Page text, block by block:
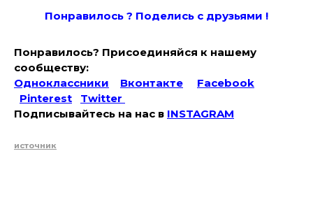
Понравилось ? Поделись с друзьями !
Понравилось? Присоединяйся к нашему
сообществу:
Одноклассники
Вконтакте
Facebook
Pinterest
Twitter
Подписывайтесь на наc в INSTAGRAM
источник